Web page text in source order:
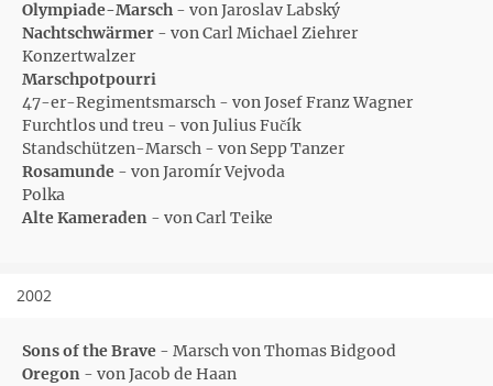
Olympiade-Marsch - von Jaroslav Labský
Nachtschwärmer - von Carl Michael Ziehrer
Konzertwalzer
Marschpotpourri
47-er-Regimentsmarsch - von Josef Franz Wagner
Furchtlos und treu - von Julius Fučík
Standschützen-Marsch - von Sepp Tanzer
Rosamunde - von Jaromír Vejvoda
Polka
Alte Kameraden - von Carl Teike
2002
Sons of the Brave - Marsch von Thomas Bidgood
Oregon - von Jacob de Haan